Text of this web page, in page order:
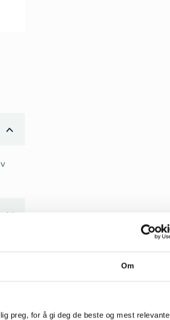
Om
preg, for å gi deg de beste og mest relevante